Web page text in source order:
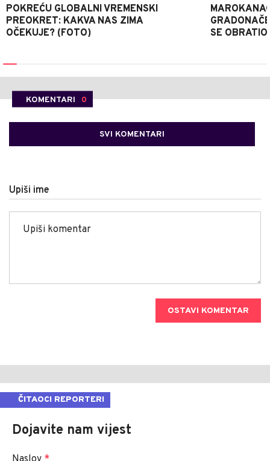
POKREĆU GLOBALNI VREMENSKI
PREOKRET: KAKVA NAS ZIMA
OČEKUJE? (FOTO)
SE
KOMENTARI 0
SVI KOMENTARI
Upiši ime
OSTAVI KOMENTAR
ČITAOCI REPORTERI
Dojavite nam vijest